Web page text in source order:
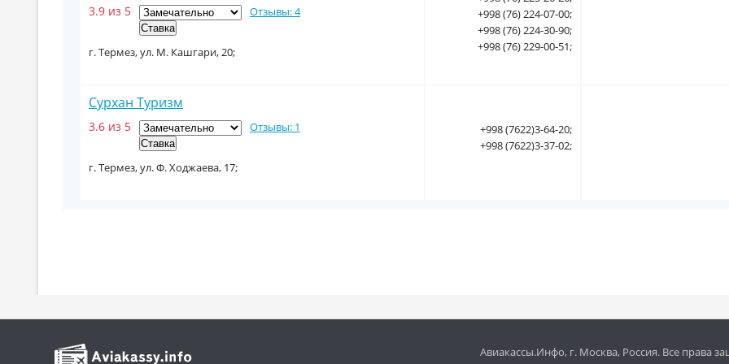
3.9 из 5 Отзывы: 4
г. Термез, ул. М. Кашгари, 20;
+998 (76) 224-07-00;
+998 (76) 224-30-90;
+998 (76) 229-00-51;
Сурхан Туризм
3.6 из 5 Отзывы: 1
г. Термез, ул. Ф. Ходжаева, 17;
+998 (7622)3-64-20;
+998 (7622)3-37-02;
Авиакассы.Инфо, г. Москва, Россия. Все права